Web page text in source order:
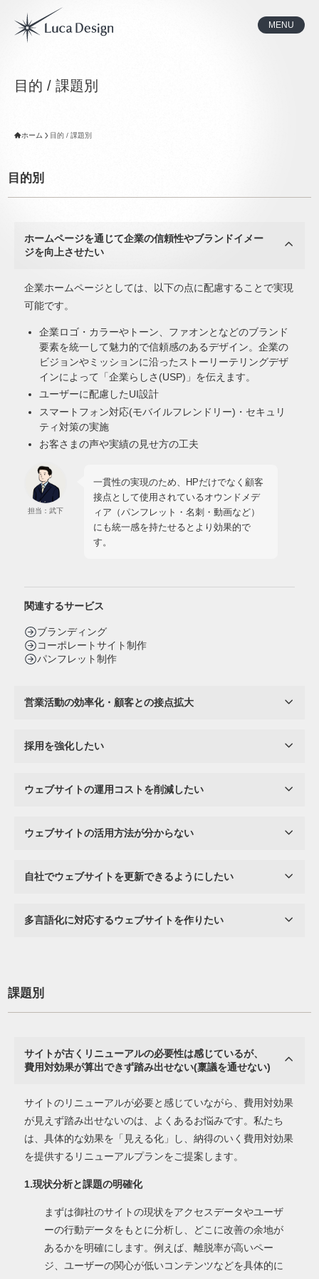
MENU
目的 / 課題別
ホーム 目的 / 課題別
目的別
ホームページを通じて企業の信頼性やブランドイメー
ジを向上させたい
企業ホームページとしては、以下の点に配慮することで実現
可能です。
企業ロゴ・カラーやトーン、ファオンとなどのブランド
要素を統一して魅力的で信頼感のあるデザイン。企業の
ビジョンやミッションに沿ったストーリーテリングデザ
インによって「企業らしさ(USP)」を伝えます。
ユーザーに配慮したUI設計
スマートフォン対応(モバイルフレンドリー)・セキュリ
ティ対策の実施
お客さまの声や実績の見せ方の工夫
担当：武下
一貫性の実現のため、HPだけでなく顧客
接点として使用されているオウンドメデ
ィア（パンフレット・名刺・動画など）
にも統一感を持たせるとより効果的で
す。
関連するサービス
ブランディング
コーポレートサイト制作
パンフレット制作
営業活動の効率化・顧客との接点拡大
採用を強化したい
ウェブサイトの運用コストを削減したい
ウェブサイトの活用方法が分からない
自社でウェブサイトを更新できるようにしたい
多言語化に対応するウェブサイトを作りたい
課題別
サイトが古くリニューアルの必要性は感じているが、
費用対効果が算出できず踏み出せない(稟議を通せない)
サイトのリニューアルが必要と感じていながら、費用対効果
が見えず踏み出せないのは、よくあるお悩みです。私たち
は、具体的な効果を「見える化」し、納得のいく費用対効果
を提供するリニューアルプランをご提案します。
1.現状分析と課題の明確化
まずは御社のサイトの現状をアクセスデータやユーザ
ーの行動データをもとに分析し、どこに改善の余地が
あるかを明確にします。例えば、離脱率が高いペー
ジ、ユーザーの関心が低いコンテンツなどを具体的に